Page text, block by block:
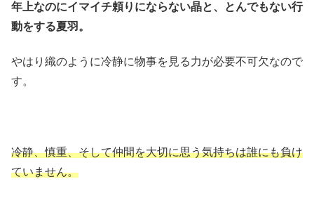
年上なのにイマイチ頼りにならない晶と、とんでもない行
動をする夏羽。
やはり織のように冷静に物事を見る力が必要不可欠なので
す。
冷静、慎重、そして仲間を大切に思う気持ちは誰にも負け
ていません。